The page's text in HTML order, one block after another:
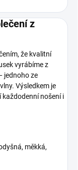
z
že kvalitní
vyrábíme z
jednoho ze
Výsledkem je
každodenní nošení i
měkká,